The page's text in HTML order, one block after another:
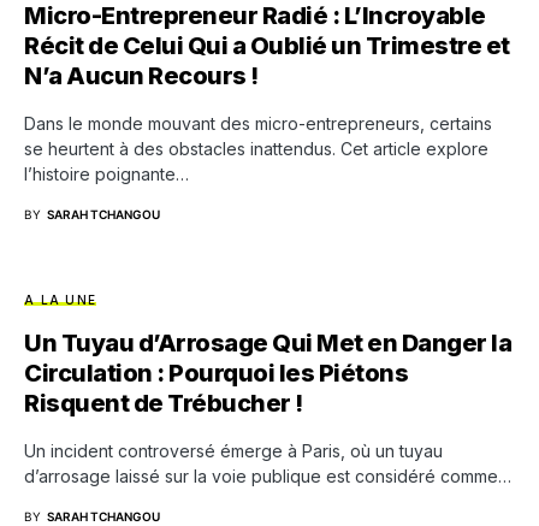
Micro-Entrepreneur Radié : L’Incroyable
Récit de Celui Qui a Oublié un Trimestre et
N’a Aucun Recours !
Dans le monde mouvant des micro-entrepreneurs, certains
se heurtent à des obstacles inattendus. Cet article explore
l’histoire poignante…
BY SARAH TCHANGOU
A LA UNE
Un Tuyau d’Arrosage Qui Met en Danger la
Circulation : Pourquoi les Piétons
Risquent de Trébucher !
Un incident controversé émerge à Paris, où un tuyau
d’arrosage laissé sur la voie publique est considéré comme…
BY SARAH TCHANGOU